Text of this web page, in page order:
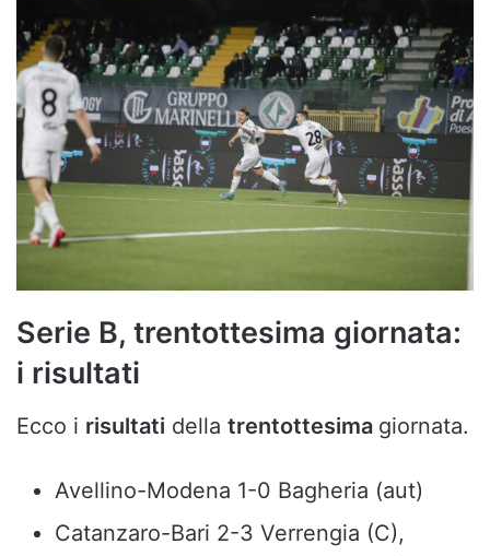
Serie B, trentottesima giornata:
i risultati
Ecco i risultati della trentottesima giornata.
Avellino-Modena 1-0 Bagheria (aut)
Catanzaro-Bari 2-3 Verrengia (C),